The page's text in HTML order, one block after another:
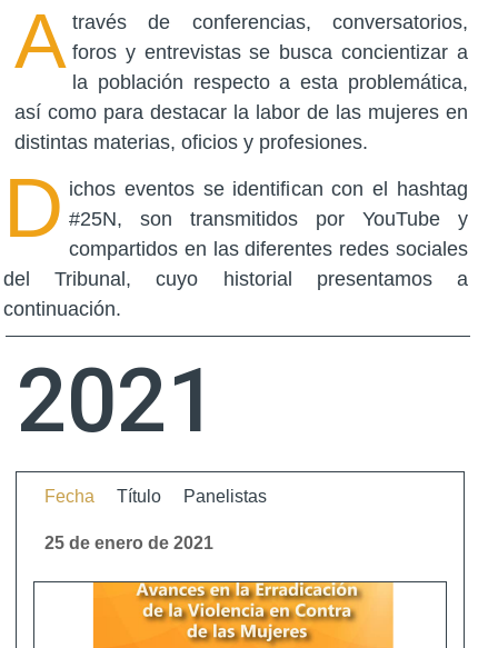
A través de conferencias, conversatorios,
foros y entrevistas se busca concientizar a
la población respecto a esta problemática,
así como para destacar la labor de las mujeres en
distintas materias, oficios y profesiones.
D ichos eventos se identifican con el hashtag
#25N, son transmitidos por YouTube y
compartidos en las diferentes redes sociales
del Tribunal, cuyo historial presentamos a
continuación.
2021
Fecha Título Panelistas
25 de enero de 2021